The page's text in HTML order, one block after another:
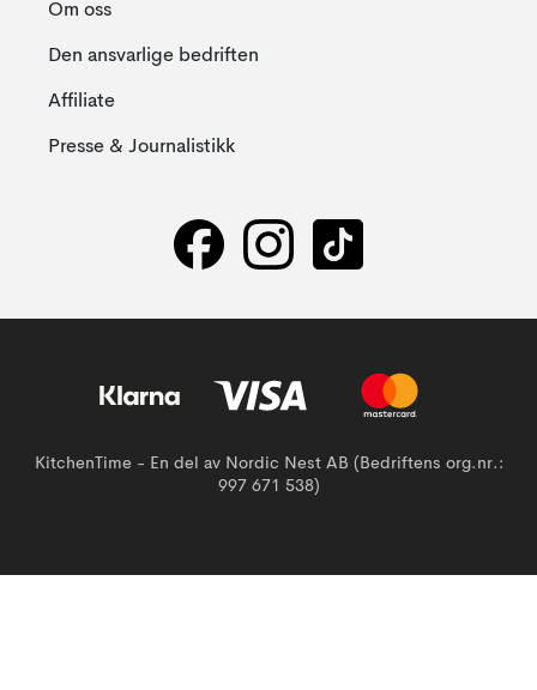
Om oss
Den ansvarlige bedriften
Affiliate
Presse & Journalistikk
KitchenTime - En del av Nordic Nest AB (Bedriftens org.nr.:
997 671 538)